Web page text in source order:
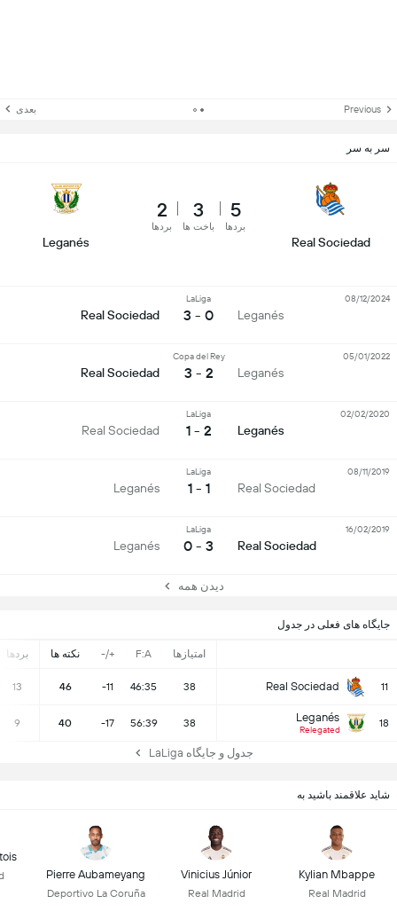
جایگاه های فعلی در جدول
امتیازها F:A
+/- نکته ها بردها
11
Real Sociedad
38
46:35
-11
46
13
18
Leganés
Relegated
38
56:39
-17
40
9
جدول و جایگاه LaLiga
Previous بعدی
سر به سر
Real Sociedad
5
بردها
3
باخت ها
2
بردها
Leganés
Leganés
LaLiga
0 - 3
Real Sociedad
08/12/2024
Leganés
Copa del Rey
2 - 3
Real Sociedad
05/01/2022
Leganés
LaLiga
2 - 1
Real Sociedad
02/02/2020
Real Sociedad
LaLiga
1 - 1
Leganés
08/11/2019
Real Sociedad
LaLiga
3 - 0
Leganés
16/02/2019
دیدن همه
شاید علاقمند باشید به
Kylian Mbappe
Real Madrid
Vinicius Júnior
Real Madrid
Pierre Aubameyang
Deportivo La Coruña